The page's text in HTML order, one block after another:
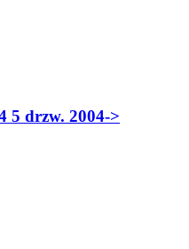
5 drzw. 2004->